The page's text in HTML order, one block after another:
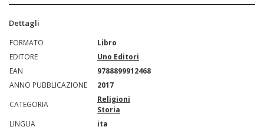
Dettagli
FORMATO
Libro
EDITORE
Uno Editori
EAN
9788899912468
ANNO PUBBLICAZIONE
2017
CATEGORIA
Religioni
Storia
LINGUA
ita